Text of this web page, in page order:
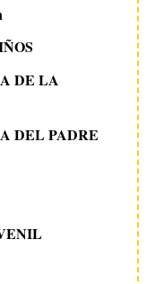
DE LA
DEL PADRE